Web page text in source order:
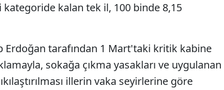
kategoride kalan tek il, 100 binde 8,15
Erdoğan tarafından 1 Mart'taki kritik kabine
sokağa çıkma yasakları ve uygulanan
illerin vaka seyirlerine göre